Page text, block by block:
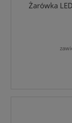
Żarówka